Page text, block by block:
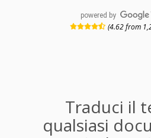
powered by
(4.62 from
Traduci il
qualsiasi